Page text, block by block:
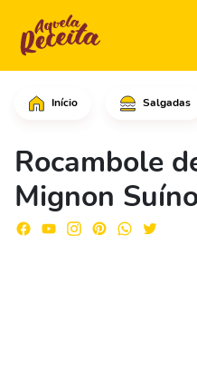
Início Salgadas
Rocambole
Mignon
Comece